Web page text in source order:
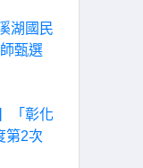
湖國民
甄選
「彰化
第2次